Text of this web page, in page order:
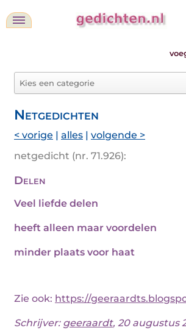
Netgedichten
< vorige | alles | volgende >
netgedicht (nr. 71.926):
Delen
Veel liefde delen
heeft alleen maar voordelen
minder plaats voor haat
Zie ook: https://
Schrijver: geeraardt, 20 augustus